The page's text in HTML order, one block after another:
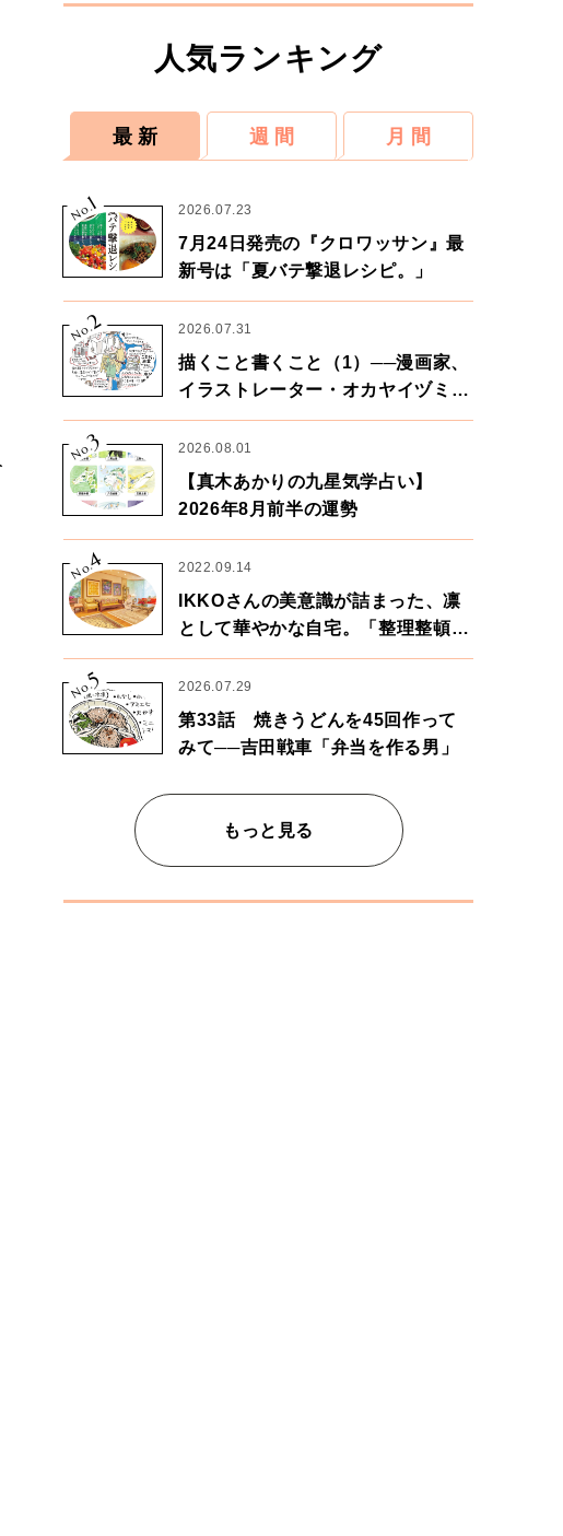
人気ランキング
最 新 週 間 月 間
No.
1 2026.07.23
7月24日発売の『クロワッサン』最
新号は「夏バテ撃退レシピ。」
No.2 2026.07.31
描くこと書くこと（1）──漫画家、
イラストレーター・オカヤイヅミさ
ん×漫画家・鶴谷香央理さん
No.
3 2026.08.01
【真木あかりの九星気学占い】
2026年8月前半の運勢
No.
4 2022.09.14
IKKOさんの美意識が詰まった、凛
として華やかな自宅。「整理整頓は
心のリズムが乱されないための作
業」。
No.
5 2026.07.29
第33話 焼きうどんを45回作って
みて──吉田戦車「弁当を作る男」
もっと見る